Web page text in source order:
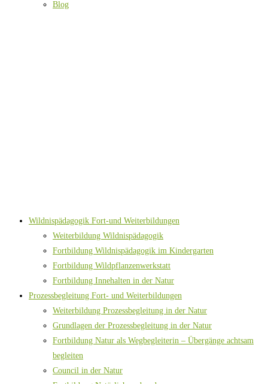
Blog
Wildnispädagogik Fort-und Weiterbildungen
Weiterbildung Wildnispädagogik
Fortbildung Wildnispädagogik im Kindergarten
Fortbildung Wildpflanzenwerkstatt
Fortbildung Innehalten in der Natur
Prozessbegleitung Fort- und Weiterbildungen
Weiterbildung Prozessbegleitung in der Natur
Grundlagen der Prozessbegleitung in der Natur
Fortbildung Natur als Wegbegleiterin – Übergänge achtsam
begleiten
Council in der Natur